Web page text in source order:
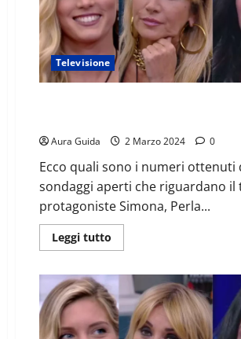
Televisione
Aura Guida 2 Marzo 2024 0
Ecco quali sono i numeri ottenuti
sondaggi aperti che riguardano il
protagoniste Simona, Perla...
Leggi tutto